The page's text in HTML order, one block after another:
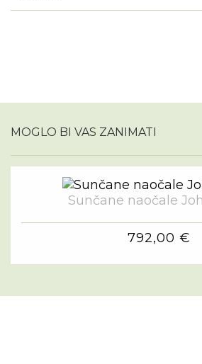
MOGLO BI VAS ZANIMATI
Sunčane naočale
792,00 €